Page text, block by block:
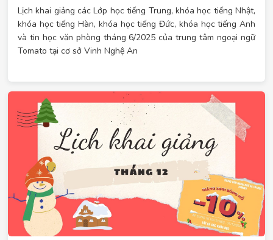
Lịch khai giảng các Lớp học tiếng Trung, khóa học tiếng Nhật,
khóa học tiếng Hàn, khóa học tiếng Đức, khóa học tiếng Anh
và tin học văn phòng tháng 6/2025 của trung tâm ngoại ngữ
Tomato tại cơ sở Vinh Nghệ An